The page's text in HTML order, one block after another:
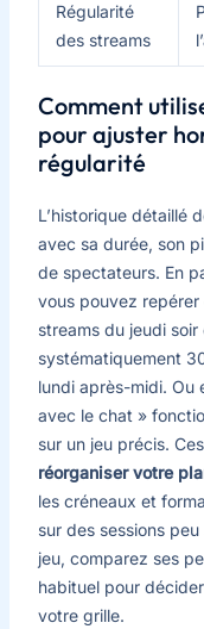
Régularité
des streams
Comment
pour ajuster
régularité
L’historique détaillé
avec sa durée, son
de spectateurs. En
vous pouvez
streams du jeudi
systématiquement
lundi après-midi. Ou
avec le chat »
sur un jeu précis.
réorganiser votre
les créneaux et
sur des sessions
jeu, comparez ses
habituel pour
votre grille.